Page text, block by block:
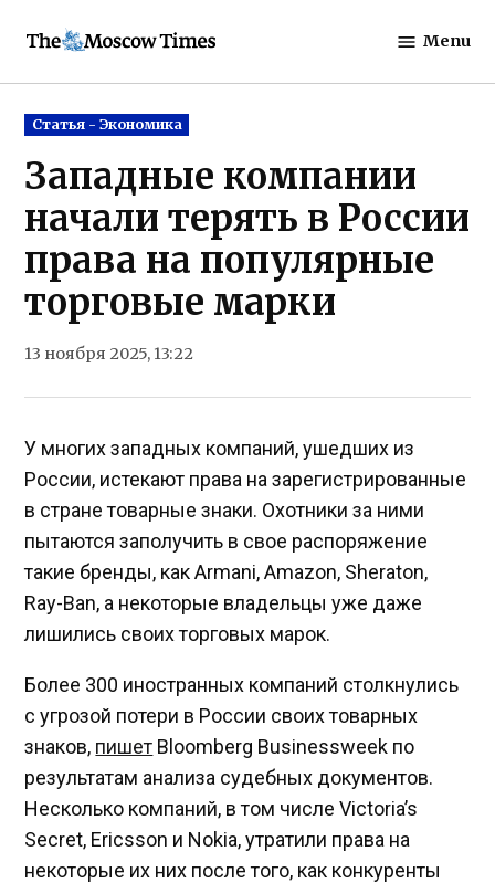
Moscow
Menu
Posted
in
Статья - Экономика
Западные компании
начали терять в России
права на популярные
торговые марки
13 ноября 2025, 13:22
У многих западных компаний, ушедших из
России, истекают права на зарегистрированные
в стране товарные знаки. Охотники за ними
пытаются заполучить в свое распоряжение
такие бренды, как Armani, Amazon, Sheraton,
Ray-Ban, а некоторые владельцы уже даже
лишились своих торговых марок.
Более 300 иностранных компаний столкнулись
с угрозой потери в России своих товарных
знаков, пишет Bloomberg Businessweek по
результатам анализа судебных документов.
Несколько компаний, в том числе Victoria’s
Secret, Ericsson и Nokia, утратили права на
некоторые их них после того, как конкуренты